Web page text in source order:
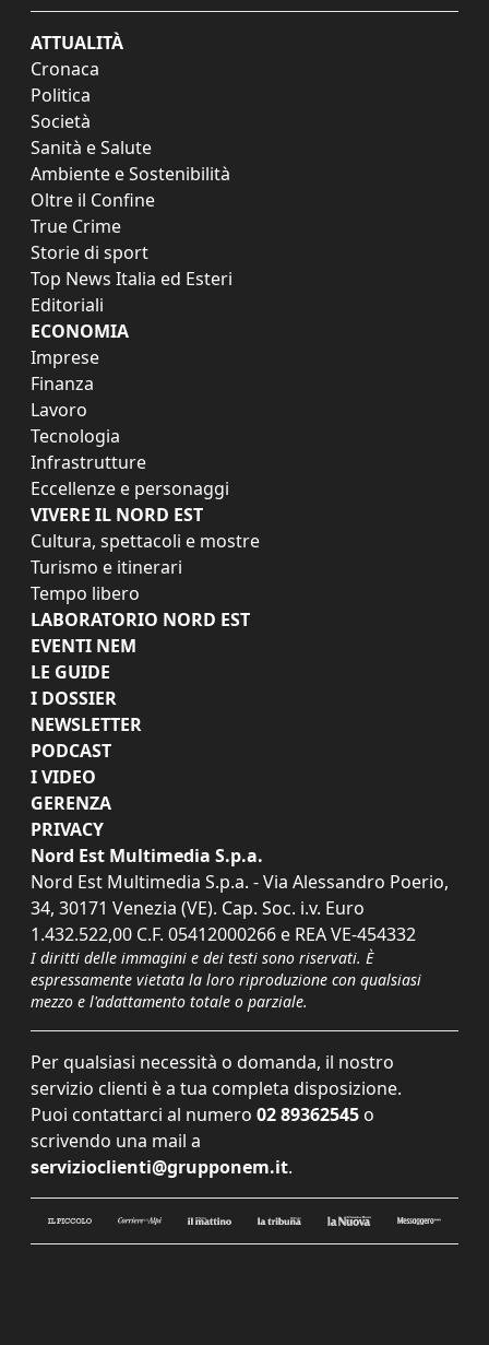
ATTUALITÀ
Cronaca
Politica
Società
Sanità e Salute
Ambiente e Sostenibilità
Oltre il Confine
True Crime
Storie di sport
Top News Italia ed Esteri
Editoriali
ECONOMIA
Imprese
Finanza
Lavoro
Tecnologia
Infrastrutture
Eccellenze e personaggi
VIVERE IL NORD EST
Cultura, spettacoli e mostre
Turismo e itinerari
Tempo libero
LABORATORIO NORD EST
EVENTI NEM
LE GUIDE
I DOSSIER
NEWSLETTER
PODCAST
I VIDEO
GERENZA
PRIVACY
Nord Est Multimedia S.p.a.
Nord Est Multimedia S.p.a. - Via Alessandro Poerio,
34, 30171 Venezia (VE). Cap. Soc. i.v. Euro
1.432.522,00 C.F. 05412000266 e REA VE-454332
I diritti delle immagini e dei testi sono riservati. È
espressamente vietata la loro riproduzione con qualsiasi
mezzo e l'adattamento totale o parziale.
Per qualsiasi necessità o domanda, il nostro
servizio clienti è a tua completa disposizione.
Puoi contattarci al numero 02 89362545 o
scrivendo una mail a
servizioclienti@grupponem.it.